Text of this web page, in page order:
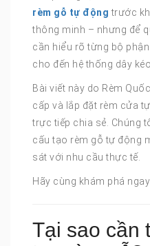
rèm gỗ tự động trước
thông minh – nhưng để
cần hiểu rõ từng bộ
cho đến hệ thống dây
Bài viết này do Rèm
cấp và lắp đặt rèm cửa
trực tiếp chia sẻ. Chúng
cấu tạo rèm gỗ tự động
sát với nhu cầu thực tế.
Hãy cùng khám phá
Tại sao cần